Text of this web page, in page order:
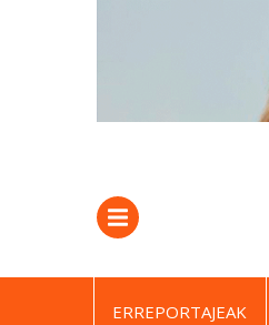
ERREPORTAJEAK